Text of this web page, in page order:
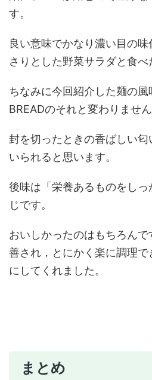
す。
良い意味でかなり濃い目の
さりとした野菜サラダと食べ
ちなみに今回紹介した麺の風
BREADのそれと変わりません
封を切ったときの香ばしい
いられると思います。
後味は「栄養あるものをし
じです。
おいしかったのはもちろん
善され，とにかく楽に調理
にしてくれました。
まとめ